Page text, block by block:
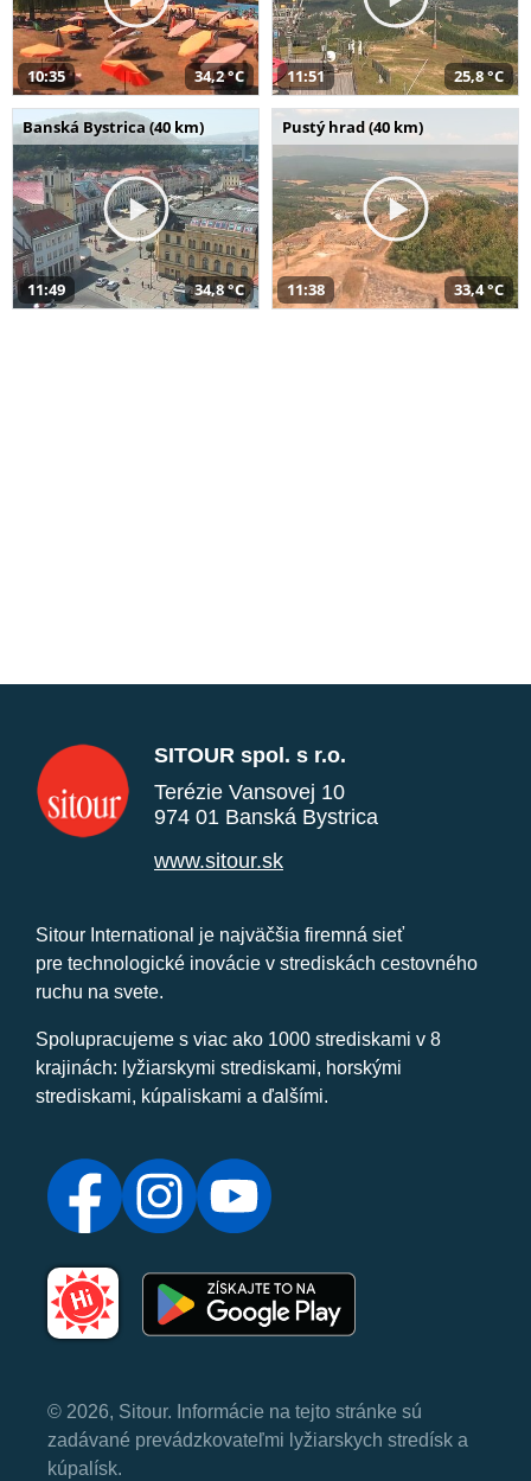
10:35 34,2 °C 11:51 25,8 °C
Banská Bystrica (40 km)
11:49 34,8 °C
Pustý hrad (40 km)
11:38 33,4 °C
SITOUR spol. s r.o.
Terézie Vansovej 10
974 01 Banská Bystrica
www.sitour.sk
Sitour International je najväčšia firemná sieť
pre technologické inovácie v strediskách cestovného
ruchu na svete.
Spolupracujeme s viac ako 1000 strediskami v 8
krajinách: lyžiarskymi strediskami, horskými
strediskami, kúpaliskami a ďalšími.
© 2026, Sitour. Informácie na tejto stránke sú
zadávané prevádzkovateľmi lyžiarskych stredísk a
kúpalísk.